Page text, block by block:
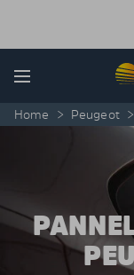
Menu
Home > Peugeot >